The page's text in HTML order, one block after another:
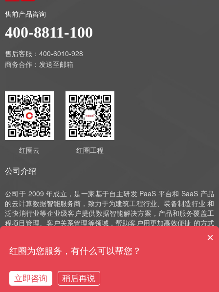
售前产品咨询
400-8811-100
售后客服：400-6010-928
商务合作： 发送至邮箱
红圈云 红圈工程
公司介绍
公司于 2009 年成立，是一家基于自主研发 PaaS 平台和 SaaS 产品
的云计算数据智能服务商，致力于为建筑工程行业、装备制造行业 和
泛快消行业等企业级客户提供数据智能解决方案，产品和服务覆盖工
程项目管理、客户关系管理等领域，帮助客户用更加高效便捷 的方式
自主研发作为发展的驱动力，并获评国家高新技术企业、中 关村高新
技术企业、北京市“专精特新”小巨人和北京市“专精特新”中小企业等荣
×
红圈为您服务，有什么可以帮您？
立即咨询 稍后再说
购买咨询 售前电话